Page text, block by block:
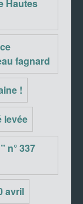
Hautes
fagnard
!
levée
n° 337
avril